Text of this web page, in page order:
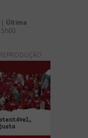
| Última
REPRODUÇÃO